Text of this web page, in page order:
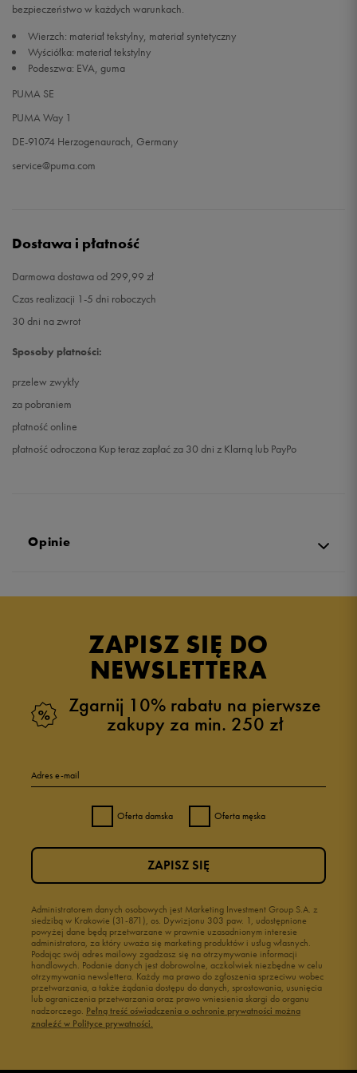
39 25 cm Powiadom o dostępności
39 25 cm
40
41 25,5 cm
42 25,5 cm
bezpieczeństwo w każdych warunkach.
Wierzch: materiał tekstylny, materiał syntetyczny
Wyściółka: materiał tekstylny
Podeszwa: EVA, guma
PUMA SE
PUMA Way 1
DE-91074 Herzogenaurach, Germany
service@puma.com
Dostawa i płatność
Darmowa dostawa od 299,99 zł
Czas realizacji 1-5 dni roboczych
30 dni na zwrot
Sposoby płatności:
przelew zwykły
za pobraniem
płatność online
płatność odroczona Kup teraz zapłać za 30 dni z Klarną lub PayPo
Opinie
ZAPISZ SIĘ DO
NEWSLETTERA
Zgarnij 10% rabatu na pierwsze
zakupy za min. 250 zł
Adres e-mail
Oferta damska Oferta męska
Administratorem danych osobowych jest Marketing Investment Group S.A. z
siedzibą w Krakowie (31-871), os. Dywizjonu 303 paw. 1, udostępnione
powyżej dane będą przetwarzane w prawnie uzasadnionym interesie
administratora, za który uważa się marketing produktów i usług własnych.
Podając swój adres mailowy zgadzasz się na otrzymywanie informacji
handlowych. Podanie danych jest dobrowolne, aczkolwiek niezbędne w celu
otrzymywania newslettera. Każdy ma prawo do zgłoszenia sprzeciwu wobec
przetwarzania, a także żądania dostępu do danych, sprostowania, usunięcia
lub ograniczenia przetwarzania oraz prawo wniesienia skargi do organu
nadzorczego. Pełną treść oświadczenia o ochronie prywatności można
znaleźć w Polityce prywatności.
ZAPISZ SIĘ